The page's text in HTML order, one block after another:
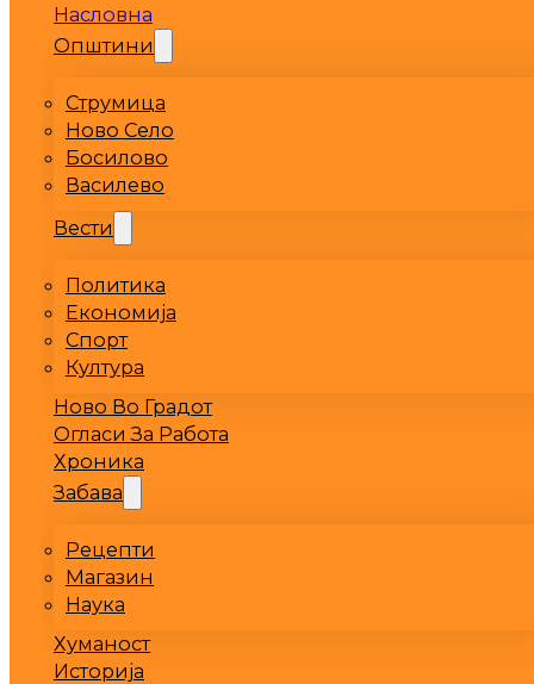
Насловна
Општини
Струмица
Ново Село
Босилово
Василево
Вести
Политика
Економија
Спорт
Култура
Ново Во Градот
Огласи За Работа
Хроника
Забава
Рецепти
Магазин
Наука
Хуманост
Историја